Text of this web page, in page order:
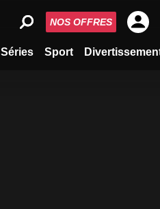
Séries Sport
NOS OFFRES